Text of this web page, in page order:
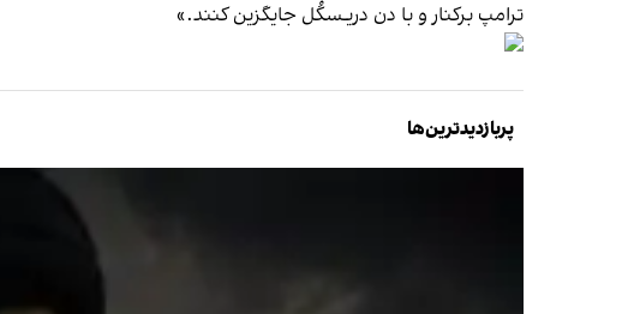
ترامپ برکنار و با دن دریـسکُل جایگزین کنند.»
پربازدیدترین‌ها